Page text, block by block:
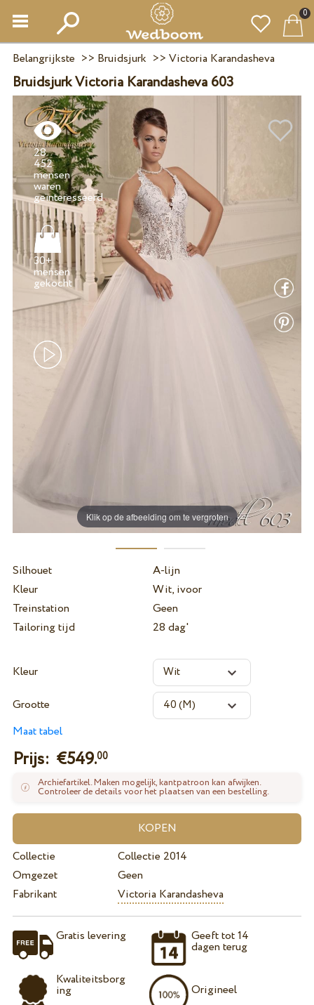
0
Belangrijkste >> Bruidsjurk >> Victoria Karandasheva
Bruidsjurk Victoria Karandasheva 603
Klik op de afbeelding om te vergroten
28
452
mensen
waren
geïnteresseerd
30+
mensen
gekocht
Silhouet
A-lijn
Kleur
Wit, ivoor
Treinstation
Geen
Tailoring tijd
28 dag'
Kleur
Grootte
Maat tabel
Prijs: €549.00
Archiefartikel. Maken mogelijk, kantpatroon kan afwijken.
Controleer de details voor het plaatsen van een bestelling.
Collectie
Collectie 2014
Omgezet
Geen
Fabrikant
Victoria Karandasheva
Gratis levering
Kwaliteitsborg
ing
Geeft tot 14
dagen terug
Origineel